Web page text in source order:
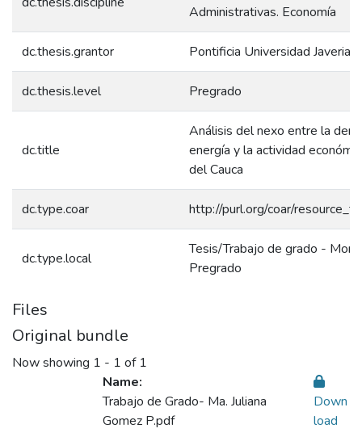
Administrativas. Economía
dc.thesis.grantor Pontificia Universidad
dc.thesis.level Pregrado
dc.title
Análisis del nexo entre la
energía y la actividad
del Cauca
dc.type.coar http://purl.org/coar/
dc.type.local
Tesis/Trabajo de grado -
Pregrado
Files
Original bundle
Now showing 1 - 1 of 1
Name:
Trabajo de Grado- Ma. Juliana
Gomez P.pdf
Down
load